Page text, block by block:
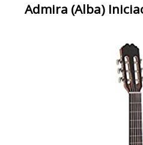
Admira (Alba)